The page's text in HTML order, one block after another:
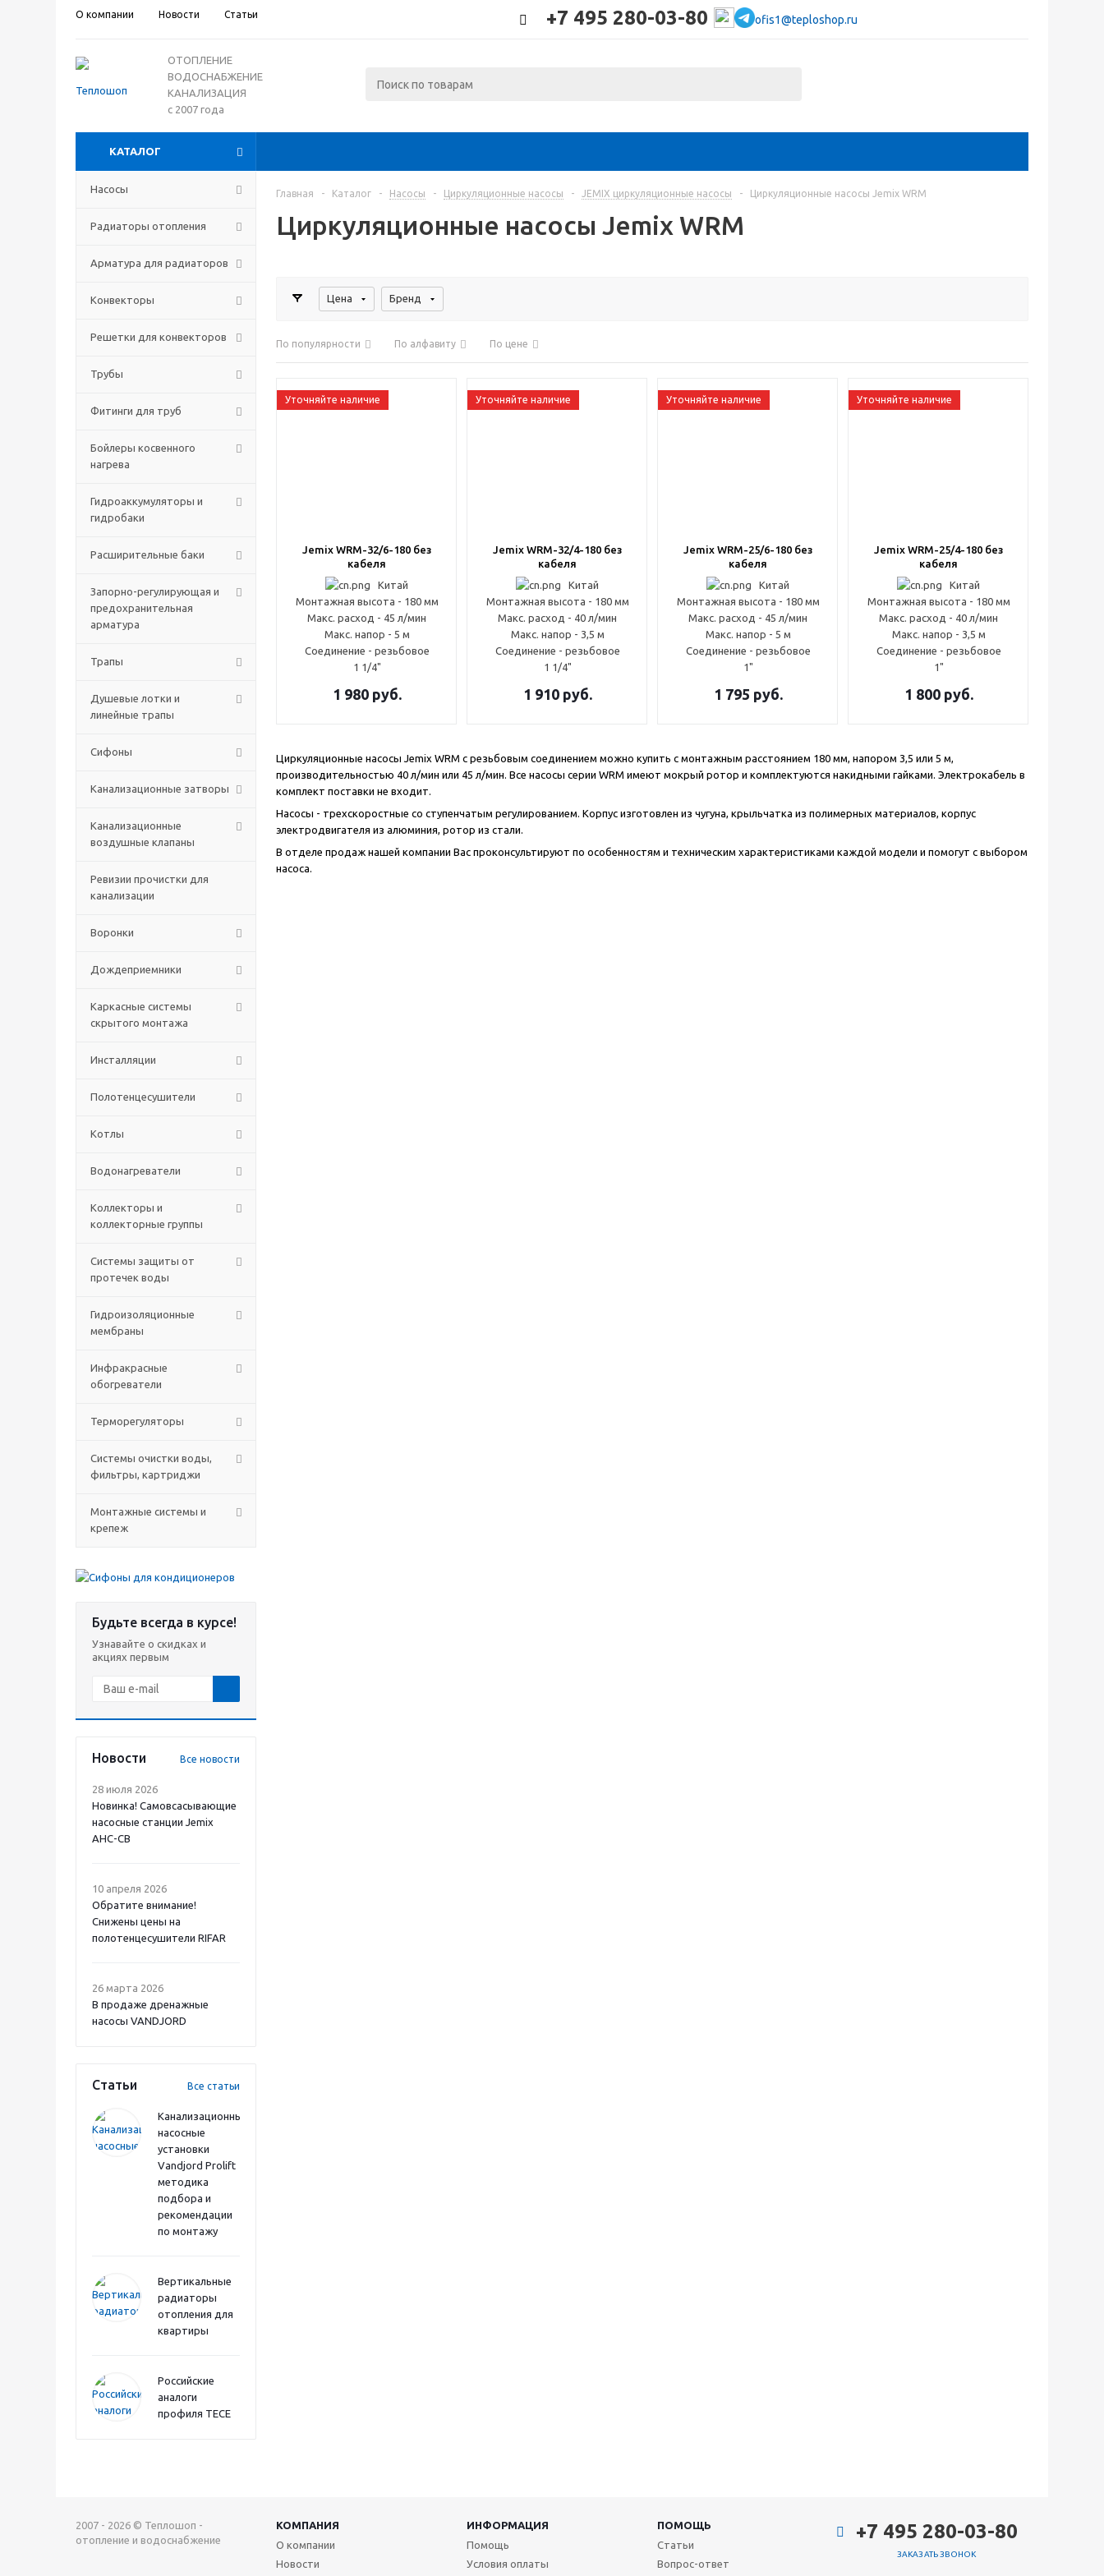
О компании Новости Статьи +7 495 280-03-80 ofis1@teploshop.ru
ОТОПЛЕНИЕ
ВОДОСНАБЖЕНИЕ
КАНАЛИЗАЦИЯ
с 2007 года
КАТАЛОГ
Насосы
Радиаторы отопления
Арматура для радиаторов
Конвекторы
Решетки для конвекторов
Трубы
Фитинги для труб
Бойлеры косвенного
нагрева
Гидроаккумуляторы и
гидробаки
Расширительные баки
Запорно-регулирующая и
предохранительная
арматура
Трапы
Душевые лотки и
линейные трапы
Сифоны
Канализационные затворы
Канализационные
воздушные клапаны
Ревизии прочистки для
канализации
Воронки
Дождеприемники
Каркасные системы
скрытого монтажа
Инсталляции
Полотенцесушители
Котлы
Водонагреватели
Коллекторы и
коллекторные группы
Системы защиты от
протечек воды
Гидроизоляционные
мембраны
Инфракрасные
обогреватели
Терморегуляторы
Системы очистки воды,
фильтры, картриджи
Монтажные системы и
крепеж
Будьте всегда в курсе!
Узнавайте о скидках и
акциях первым
Новости Все новости
28 июля 2026
Новинка! Самовсасывающие
насосные станции Jemix
АНС-СВ
10 апреля 2026
Обратите внимание!
Снижены цены на
полотенцесушители RIFAR
26 марта 2026
В продаже дренажные
насосы VANDJORD
Статьи Все статьи
Канализационные
насосные
установки
Vandjord Prolift
методика
подбора и
рекомендации
по монтажу
Вертикальные
радиаторы
отопления для
квартиры
Российские
аналоги
профиля TECE
Главная - Каталог - Насосы - Циркуляционные насосы - JEMIX циркуляционные насосы - Циркуляционные насосы Jemix WRM
Циркуляционные насосы Jemix WRM
Цена Бренд
По популярности По алфавиту По цене
Уточняйте наличие
Jemix WRM-32/6-180 без
кабеля
Китай
Монтажная высота - 180 мм
Макс. расход - 45 л/мин
Макс. напор - 5 м
Соединение - резьбовое
1 1/4"
1 980руб.
Уточняйте наличие
Jemix WRM-32/4-180 без
кабеля
Китай
Монтажная высота - 180 мм
Макс. расход - 40 л/мин
Макс. напор - 3,5 м
Соединение - резьбовое
1 1/4"
1 910руб.
Уточняйте наличие
Jemix WRM-25/6-180 без
кабеля
Китай
Монтажная высота - 180 мм
Макс. расход - 45 л/мин
Макс. напор - 5 м
Соединение - резьбовое
1"
1 795 руб.
Уточняйте наличие
Jemix WRM-25/4-180 без
кабеля
Китай
Монтажная высота - 180 мм
Макс. расход - 40 л/мин
Макс. напор - 3,5 м
Соединение - резьбовое
1"
1 800руб.
Циркуляционные насосы Jemix WRM с резьбовым соединением можно купить с монтажным расстоянием 180 мм, напором 3,5 или 5 м,
производительностью 40 л/мин или 45 л/мин. Все насосы серии WRM имеют мокрый ротор и комплектуются накидными гайками. Электрокабель в
комплект поставки не входит.
Насосы - трехскоростные со ступенчатым регулированием. Корпус изготовлен из чугуна, крыльчатка из полимерных материалов, корпус
электродвигателя из алюминия, ротор из стали.
В отделе продаж нашей компании Вас проконсультируют по особенностям и техническим характеристиками каждой модели и помогут с выбором
насоса.
2007 - 2026 © Теплошоп -
отопление и водоснабжение
КОМПАНИЯ ИНФОРМАЦИЯ
ПОМОЩЬ
О компании
Новости
Помощь
Условия оплаты
Статьи
Вопрос-ответ
+7 495 280-03-80
ЗАКАЗАТЬ ЗВОНОК